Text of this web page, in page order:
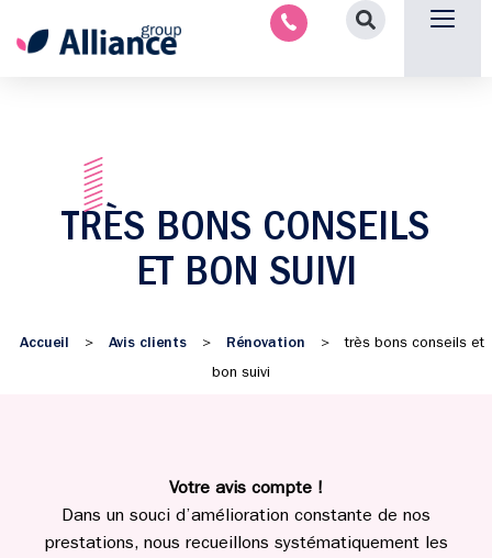
TRÈS BONS CONSEILS
ET BON SUIVI
Accueil > Avis clients > Rénovation > très bons conseils et
bon suivi
Votre avis compte !
Dans un souci d’amélioration constante de nos
prestations, nous recueillons systématiquement les